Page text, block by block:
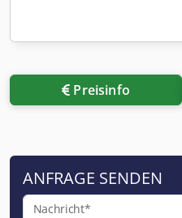
Preisinfo
ANFRAGE SENDEN
Nachricht*